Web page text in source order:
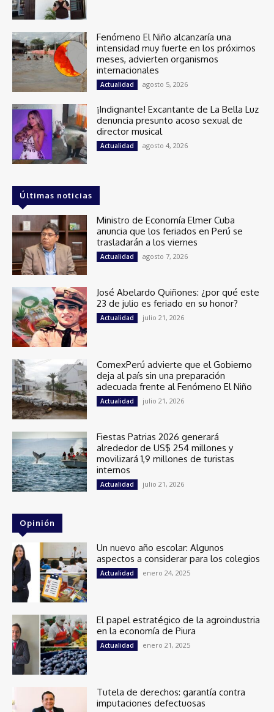
Fenómeno El Niño alcanzaría una
intensidad muy fuerte en los próximos
meses, advierten organismos
internacionales
Actualidad agosto 5, 2026
¡Indignante! Excantante de La Bella Luz
denuncia presunto acoso sexual de
director musical
Actualidad agosto 4, 2026
Últimas noticias
Ministro de Economía Elmer Cuba
anuncia que los feriados en Perú se
trasladarán a los viernes
Actualidad agosto 7, 2026
José Abelardo Quiñones: ¿por qué este
23 de julio es feriado en su honor?
Actualidad julio 21, 2026
ComexPerú advierte que el Gobierno
deja al país sin una preparación
adecuada frente al Fenómeno El Niño
Actualidad julio 21, 2026
Fiestas Patrias 2026 generará
alrededor de US$ 254 millones y
movilizará 1,9 millones de turistas
internos
Actualidad julio 21, 2026
Opinión
Un nuevo año escolar: Algunos
aspectos a considerar para los colegios
Actualidad enero 24, 2025
El papel estratégico de la agroindustria
en la economía de Piura
Actualidad enero 21, 2025
Tutela de derechos: garantía contra
imputaciones defectuosas